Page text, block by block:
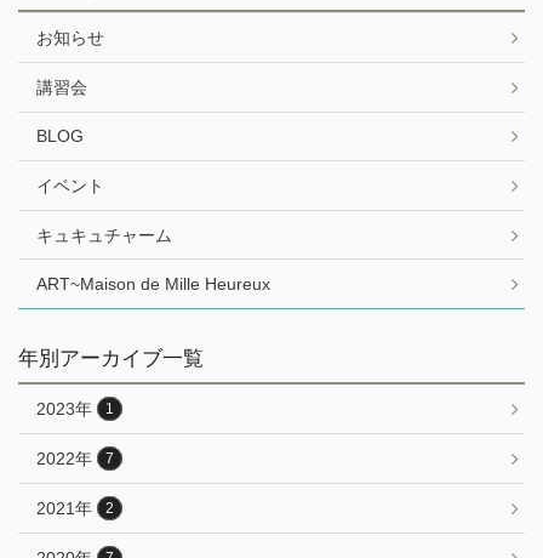
お知らせ
講習会
BLOG
イベント
キュキュチャーム
ART~Maison de Mille Heureux
年別アーカイブ一覧
2023年 1
2022年 7
2021年 2